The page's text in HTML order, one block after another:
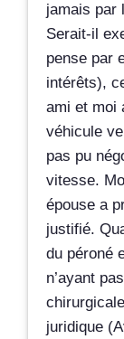
jamais par
Serait-il
pense par
intérêts),
ami et moi
véhicule
pas pu
vitesse.
épouse a
justifié.
du péroné
n’ayant
juridique